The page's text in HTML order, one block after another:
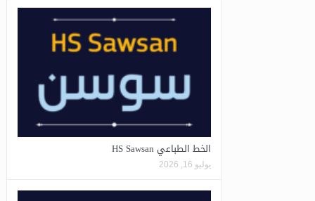
الخط الطباعي HS Sawsan
يوليو 16, 2026